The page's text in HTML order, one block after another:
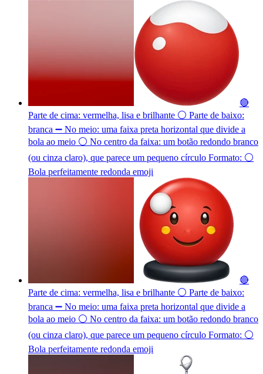
🔴
Parte de cima: vermelha, lisa e brilhante ⚪ Parte de baixo:
branca ➖ No meio: uma faixa preta horizontal que divide a
bola ao meio ⚪ No centro da faixa: um botão redondo branco
(ou cinza claro), que parece um pequeno círculo Formato: ⚪
Bola perfeitamente redonda emoji
🔴
Parte de cima: vermelha, lisa e brilhante ⚪ Parte de baixo:
branca ➖ No meio: uma faixa preta horizontal que divide a
bola ao meio ⚪ No centro da faixa: um botão redondo branco
(ou cinza claro), que parece um pequeno círculo Formato: ⚪
Bola perfeitamente redonda emoji